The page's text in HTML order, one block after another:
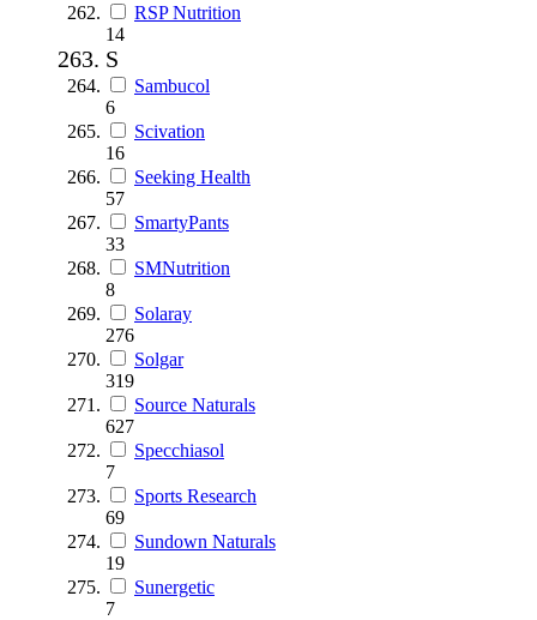
RSP Nutrition
14
S
Sambucol
6
Scivation
16
Seeking Health
57
SmartyPants
33
SMNutrition
8
Solaray
276
Solgar
319
Source Naturals
627
Specchiasol
7
Sports Research
69
Sundown Naturals
19
Sunergetic
7